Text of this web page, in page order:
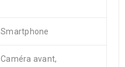
Smartphone
Caméra avant,